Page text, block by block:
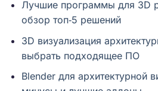
Лучшие программы для 3D
обзор топ‑5 решений
3D визуализация
выбрать подходящее ПО
Blender для архитектурной